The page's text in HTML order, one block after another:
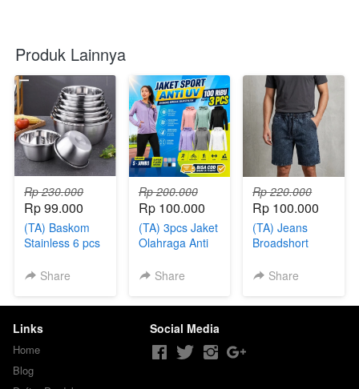
Produk Lainnya
Rp 230.000
Rp 99.000
(TA) Baskom
Stainless 6 pcs
Share
Rp 200.000
Rp 100.000
(TA) 3pcs Jaket
Olahraga Anti
Share
Rp 220.000
Rp 100.000
(TA) Jeans
Broadshort
Share
Links
Home
Blog
Social Media